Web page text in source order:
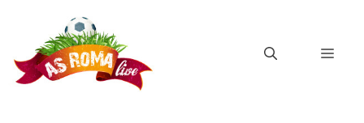
contenuto